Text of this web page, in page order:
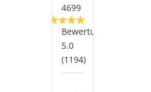
4699
Bewertung:
5.0
(1194)